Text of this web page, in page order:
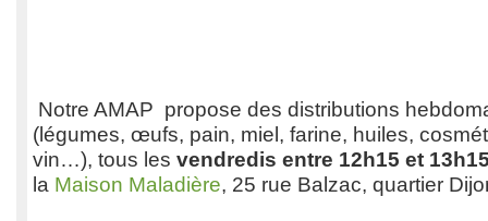
Notre AMAP propose des distributions
(légumes, œufs, pain, miel, farine, huiles,
vin…), tous les vendredis entre 12h15 et
la Maison Maladière, 25 rue Balzac, quartier